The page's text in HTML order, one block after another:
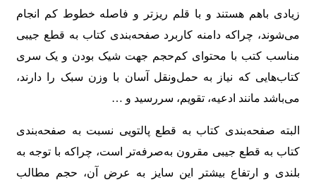
زیادی باهم هستند و با قلم ریزتر و فاصله خطوط کم انجام
می‌شوند، چراکه دامنه کاربرد صفحه‌بندی کتاب به قطع جیبی
مناسب کتب با محتوای کم‌حجم جهت شیک بودن و یک سری
کتاب‌هایی که نیاز به حمل‌ونقل آسان با وزن سبک را دارند،
می‌باشد مانند ادعیه، تقویم، سررسید و …
البته صفحه‌بندی کتاب به قطع پالتویی نسبت به صفحه‌بندی
کتاب به قطع جیبی مقرون به‌صرفه‌تر است، چراکه با توجه به
بلندی و ارتفاع بیشتر این سایز به عرض آن، حجم مطالب